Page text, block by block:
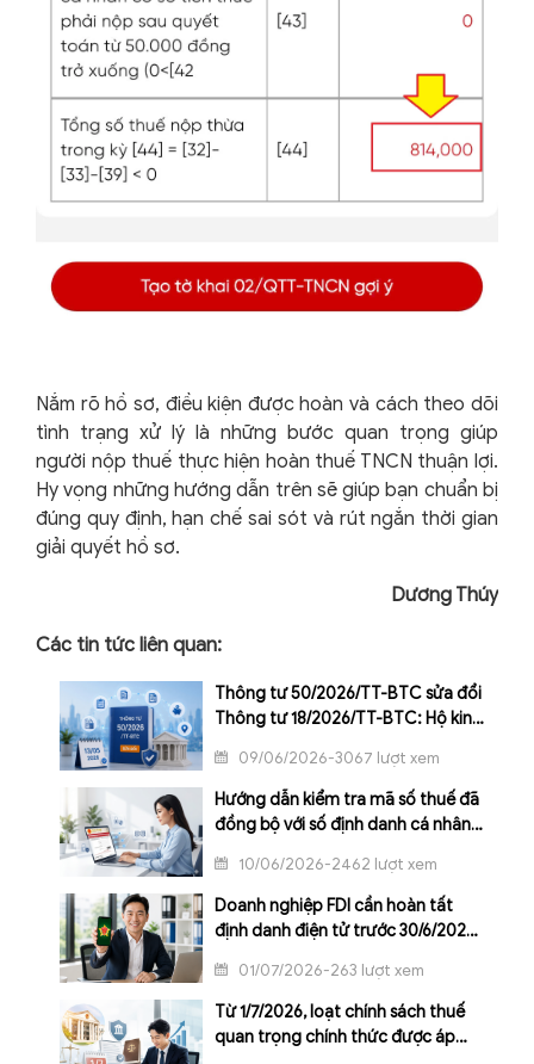
Nắm rõ hồ sơ, điều kiện được hoàn và cách theo dõi
tình trạng xử lý là những bước quan trọng giúp
người nộp thuế thực hiện hoàn thuế TNCN thuận lợi.
Hy vọng những hướng dẫn trên sẽ giúp bạn chuẩn bị
đúng quy định, hạn chế sai sót và rút ngắn thời gian
giải quyết hồ sơ.
Dương Thúy
Các tin tức liên quan:
Thông tư 50/2026/TT-BTC sửa đổi
Thông tư 18/2026/TT-BTC: Hộ kinh
09/06/2026-3067 lượt xem
Hướng dẫn kiểm tra mã số thuế đã
đồng bộ với số định danh cá nhân
10/06/2026-2462 lượt xem
Doanh nghiệp FDI cần hoàn tất
định danh điện tử trước 30/6/2026
01/07/2026-263 lượt xem
Từ 1/7/2026, loạt chính sách thuế
quan trọng chính thức được áp